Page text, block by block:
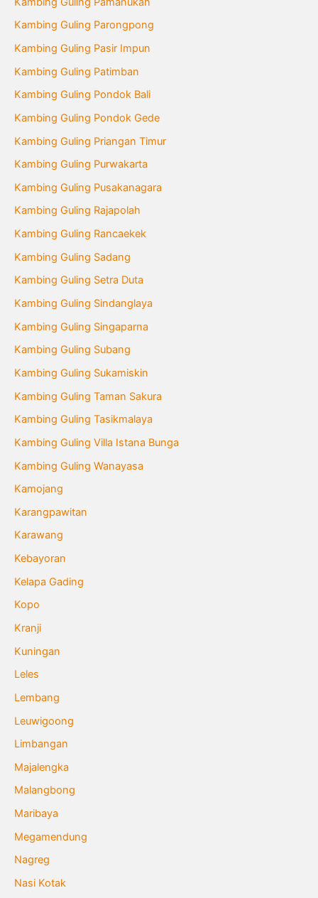
Kambing Guling Parongpong
Kambing Guling Pasir Impun
Kambing Guling Patimban
Kambing Guling Pondok Bali
Kambing Guling Pondok Gede
Kambing Guling Priangan Timur
Kambing Guling Purwakarta
Kambing Guling Pusakanagara
Kambing Guling Rajapolah
Kambing Guling Rancaekek
Kambing Guling Sadang
Kambing Guling Setra Duta
Kambing Guling Sindanglaya
Kambing Guling Singaparna
Kambing Guling Subang
Kambing Guling Sukamiskin
Kambing Guling Taman Sakura
Kambing Guling Tasikmalaya
Kambing Guling Villa Istana Bunga
Kambing Guling Wanayasa
Kamojang
Karangpawitan
Karawang
Kebayoran
Kelapa Gading
Kopo
Kranji
Kuningan
Leles
Lembang
Leuwigoong
Limbangan
Majalengka
Malangbong
Maribaya
Megamendung
Nagreg
Nasi Kotak